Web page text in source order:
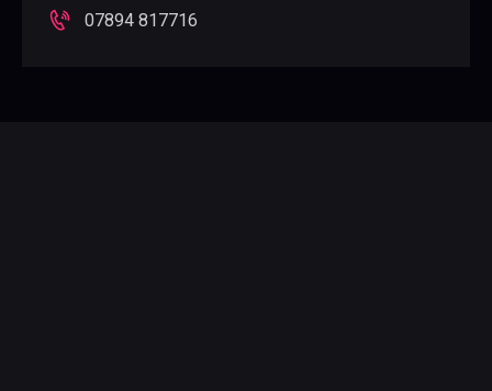
07894 817716